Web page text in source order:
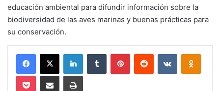
educación ambiental para difundir información sobre la
biodiversidad de las aves marinas y buenas prácticas para
su conservación.
Facebook
X LinkedInTumblr PinterestReddit VKontakte
Pocket Compartir via email Imprimir